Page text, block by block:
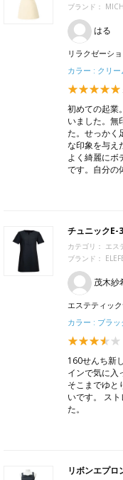
ブランド：
はる
リラクゼーシ
カラー : クリ
初めての起業
いました。無
た。せっかく
な印象を与え
よく綺麗にボ
です。自分の
チュニックE-
カテゴリ： エス
ブランド：
茂木紗
エステティッ
カラー : ブラ
160せんち新
インで気に入
そこまでゆと
いです。 ス
た。
リボンエプ